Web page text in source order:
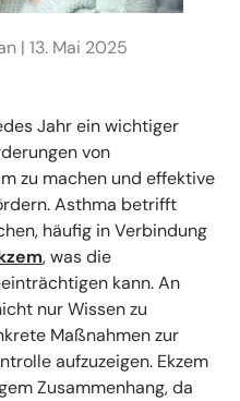
| 13. Mai 2025
Jahr ein wichtiger
von
zu machen und effektive
Asthma betrifft
häufig in Verbindung
, was die
kann. An
nur Wissen zu
Maßnahmen zur
aufzuzeigen. Ekzem
Zusammenhang, da